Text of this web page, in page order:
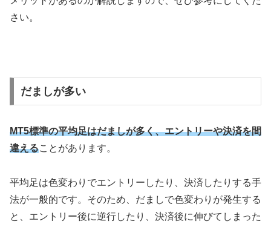
さい。
だましが多い
MT5標準の平均足はだましが多く、エントリーや決済を間
違えることがあります。
平均足は色変わりでエントリーしたり、決済したりする手
法が一般的です。そのため、だましで色変わりが発生する
と、エントリー後に逆行したり、決済後に伸びてしまった